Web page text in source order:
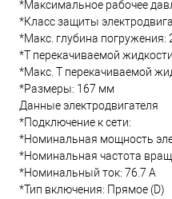
*Максимальное рабочее
*Класс защиты
*Макс. глубина погружения:
*Т перекачиваемой
*Макс. T перекачиваемой
*Размеры: 167 мм
Данные электродвигателя
*Подключение к сети:
*Номинальная мощность
*Номинальная частота
*Номинальный ток: 76.7 А
*Тип включения: Прямое (D)